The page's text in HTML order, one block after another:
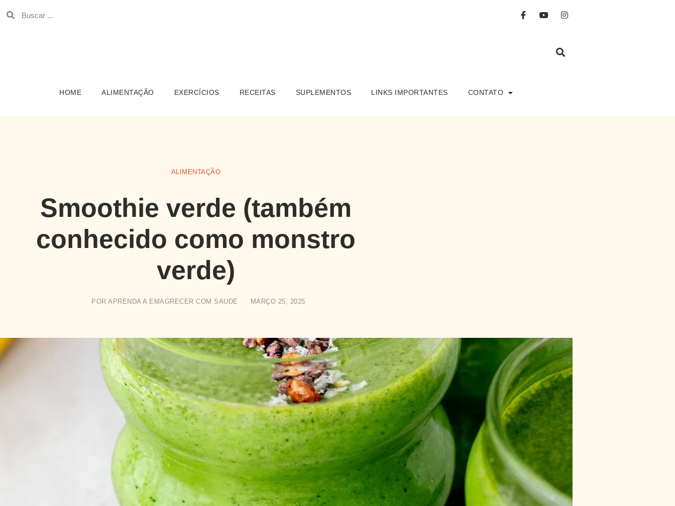
HOME ALIMENTAÇÃO EXERCÍCIOS RECEITAS SUPLEMENTOS LINKS IMPORTANTES CONTATO
ALIMENTAÇÃO
Smoothie verde (também
conhecido como monstro
verde)
POR APRENDA A EMAGRECER COM SAUDE MARÇO 25, 2025